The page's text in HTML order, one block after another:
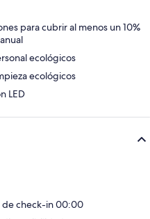
para cubrir al menos un 10%
ecológicos
ecológicos
LED
de check-in 00:00